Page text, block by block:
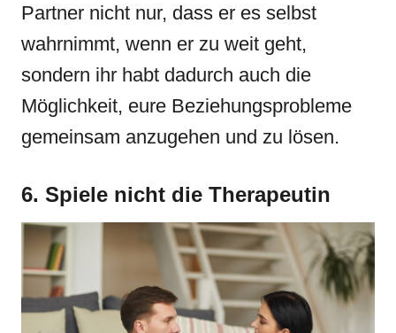
Partner nicht nur, dass er es selbst
wahrnimmt, wenn er zu weit geht,
sondern ihr habt dadurch auch die
Möglichkeit, eure Beziehungsprobleme
gemeinsam anzugehen und zu lösen.
6. Spiele nicht die Therapeutin